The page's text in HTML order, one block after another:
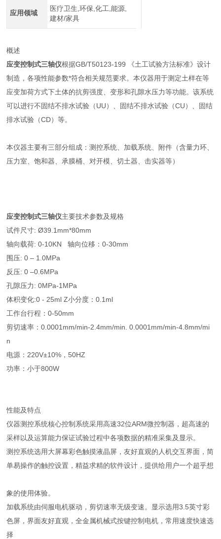
应用领域
医疗卫生,环保,化工,能源,
建材/家具
概述
应变控制式三轴仪根据GB/T50123-199 《土工试验方法标准》设计
制造，各项性能参数*符合相关规范要求。本仪器用于测定土样在等
应变加荷方式下土体的抗剪强度、变形和孔隙水压力等功能。该系统
可以进行不固结不排水试验（UU）、固结不排水试验（CU）、固结
排水试验（CD）等。
本仪器主要有三部分组成：测控系统、加载系统、附件（含量力环、
压力室、饱和器、承膜桶、对开模、切土器、击实器等）
应变控制式三轴仪主要技术参数及规格
试件尺寸: Ø39.1mm*80mm
轴向载荷: 0-10KN 轴向位移：0-30mm
围压: 0 – 1.0MPa
反压: 0 –0.6MPa
孔隙压力: 0MPa-1MPa
体积变化:0 - 25ml Z小分度：0.1ml
工作台行程：0-50mm
剪切速率：0.0001mm/min-2.4mm/min. 0.0001mm/min-4.8mm/mi
n
电源：220V±10%，50HZ
功率：小于800W
性能及特点
仪器测控系统核心控制系统采用高速32位ARM微控制器，超高速的
采样以及运算能力保证试验过程中各项数据的精准采集及显示。
测控系统选用大屏幕彩色触摸液晶屏，友好直观的人机交互界面，简
单易操作的触控设置，精益求精的软件设计，提供给用户一个超乎想
象的使用体验。
加载系统由伺服电机驱动，剪切速率无级变速。显示选用3.5英寸彩
色屏，界面友好直观，全金属机械式按键控制电机，常用速度快速选
择